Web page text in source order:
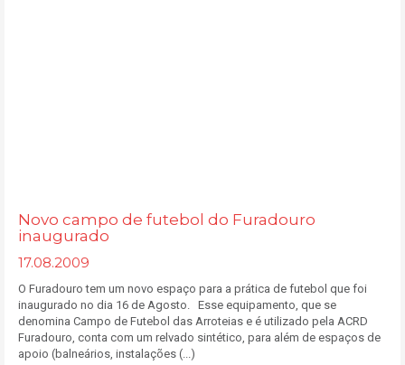
Novo campo de futebol do Furadouro
inaugurado
17.08.2009
O Furadouro tem um novo espaço para a prática de futebol que foi
inaugurado no dia 16 de Agosto. Esse equipamento, que se
denomina Campo de Futebol das Arroteias e é utilizado pela ACRD
Furadouro, conta com um relvado sintético, para além de espaços de
apoio (balneários, instalações (...)